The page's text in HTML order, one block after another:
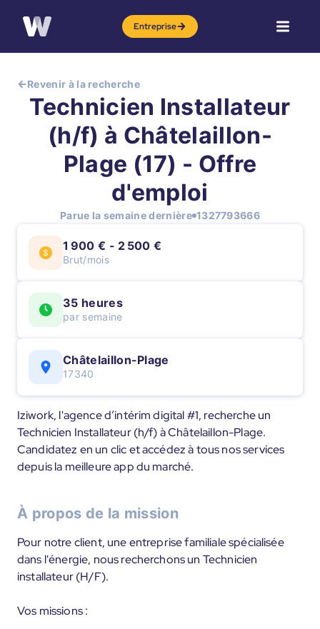
Entreprise
Revenir à la recherche
Technicien Installateur
(h/f) à Châtelaillon-
Plage (17) - Offre
d'emploi
Parue la semaine dernière 1327793666
1 900 € - 2 500 €
Brut/mois
35 heures
par semaine
Châtelaillon-Plage
17340
Iziwork, l'agence d’intérim digital #1, recherche un
Technicien Installateur (h/f) à Châtelaillon-Plage.
Candidatez en un clic et accédez à tous nos services
depuis la meilleure app du marché.
À propos de la mission
Pour notre client, une entreprise familiale spécialisée
dans l'énergie, nous recherchons un Technicien
installateur (H/F).
Vos missions :